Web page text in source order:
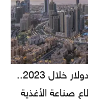
صناعة الأغذية